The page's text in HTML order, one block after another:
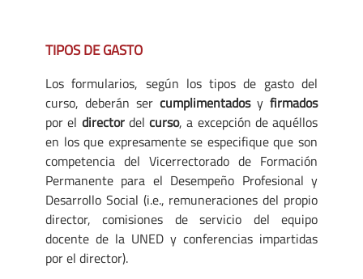
TIPOS DE GASTO
Los formularios, según los tipos de gasto del
curso, deberán ser cumplimentadosy firmados
por el directordel curso, a excepción de aquéllos
en los que expresamente se especifique que son
competencia del Vicerrectorado de Formación
Permanente para el Desempeño Profesional y
Desarrollo Social (i.e., remuneraciones del propio
director, comisiones de servicio del equipo
docente de la UNED y conferencias impartidas
por el director).